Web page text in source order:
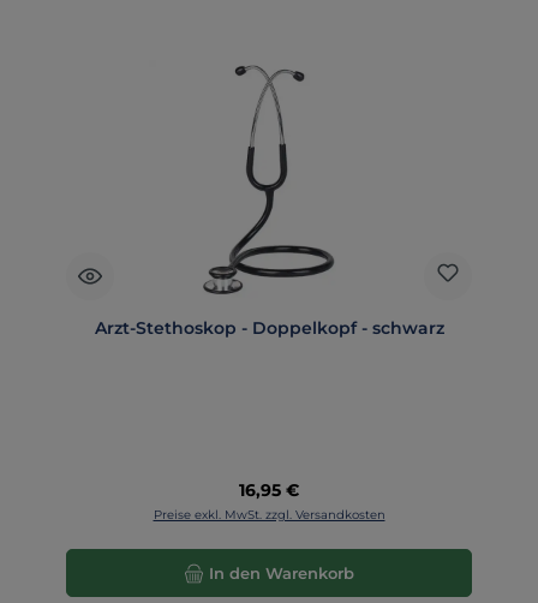
Arzt-Stethoskop - Doppelkopf - schwarz
Regulärer Preis:
16,95 €
Preise exkl. MwSt. zzgl. Versandkosten
In den Warenkorb